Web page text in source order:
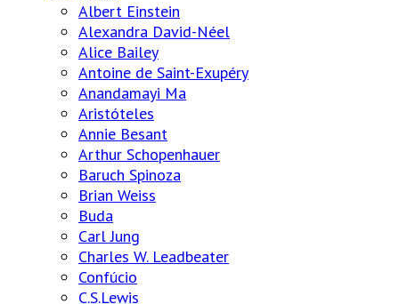
Albert Einstein
Alexandra David-Néel
Alice Bailey
Antoine de Saint-Exupéry
Anandamayi Ma
Aristóteles
Annie Besant
Arthur Schopenhauer
Baruch Spinoza
Brian Weiss
Buda
Carl Jung
Charles W. Leadbeater
Confúcio
C.S.Lewis